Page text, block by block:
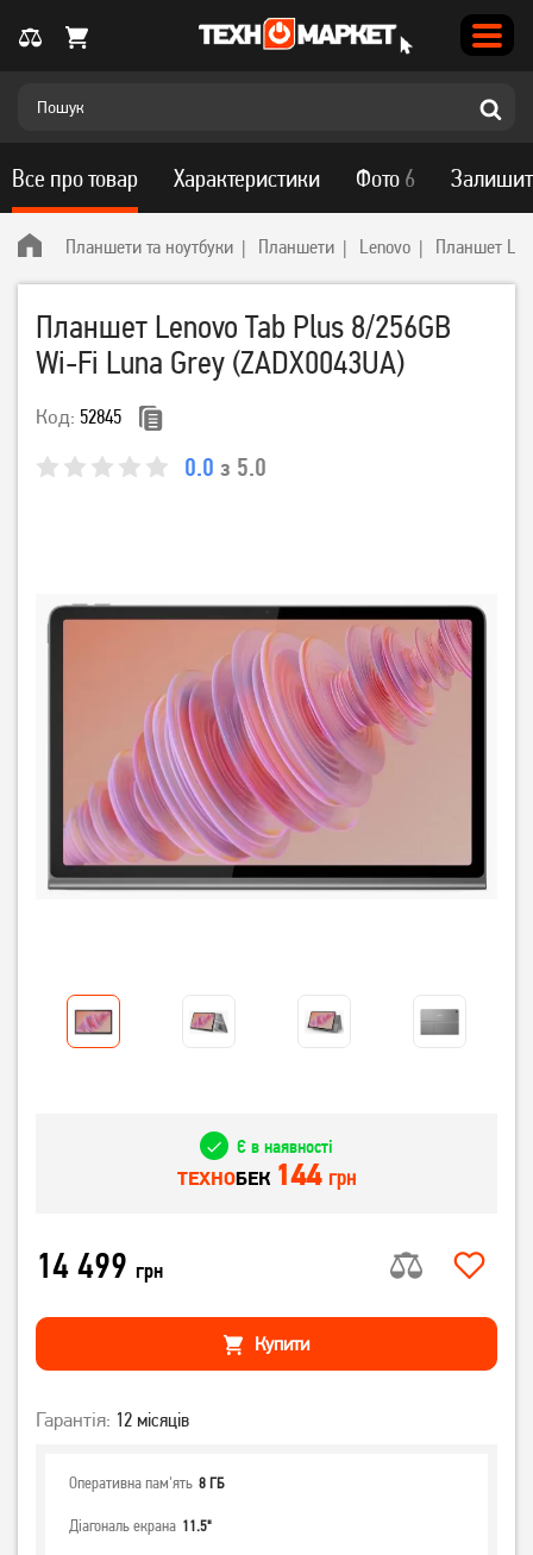
Планшети та ноутбуки Планшети Lenovo Планшет
Планшет Lenovo Tab Plus 8/256GB
Wi-Fi Luna Grey (ZADX0043UA)
Код: 52845
0.0 з 5.0
Все про товар Характеристики Фото 6
Є в наявності
ТЕХНОБЕК 144 грн
14 499 грн
Купити
Гарантія: 12 місяців
Оперативна пам'ять 8 ГБ
Діагональ екрана 11.5"